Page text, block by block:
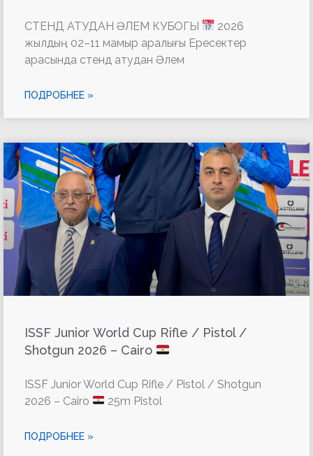
СТЕНД АТУДАН ӘЛЕМ КУБОГЫ
2026
жылдың 02–11 мамыр аралығы Ересектер
арасында стенд атудан Әлем
ПОДРОБНЕЕ »
ISSF Junior World Cup Rifle / Pistol /
Shotgun 2026 – Cairo
ISSF Junior World Cup Rifle / Pistol / Shotgun
2026 – Cairo
25m Pistol
ПОДРОБНЕЕ »